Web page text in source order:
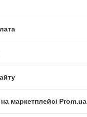
маркетплейсі Prom.ua